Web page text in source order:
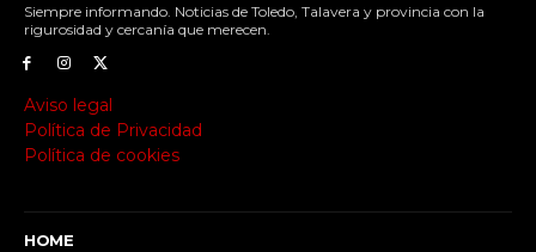
Siempre informando. Noticias de Toledo, Talavera y provincia con la
rigurosidad y cercanía que merecen.
Aviso legal
Política de Privacidad
Política de cookies
HOME